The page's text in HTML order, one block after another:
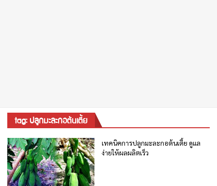
tag: ปลูกมะละกอต้นเตี้ย
เทคนิคการปลูกมะละกอต้นเตี้ย ดูแล
ง่ายให้ผลผลิตเร็ว